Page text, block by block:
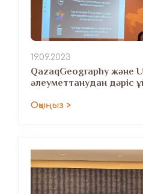
19.09.2023
QazaqGeography және
әлеуметтанудан дәріс
Оқыңыз >